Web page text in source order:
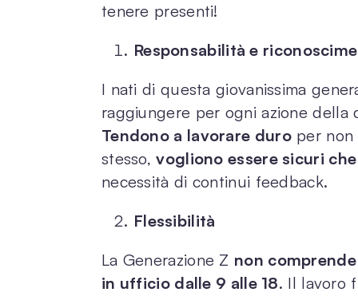
tenere presenti!
Responsabilità e
I nati di questa giovanissima
raggiungere per ogni azione della
Tendono a lavorare duroper non
stesso,vogliono essere sicuri
necessità di continui feedback.
Flessibilità
La Generazione Z non
in ufficio dalle 9 alle 18. Il lavoro